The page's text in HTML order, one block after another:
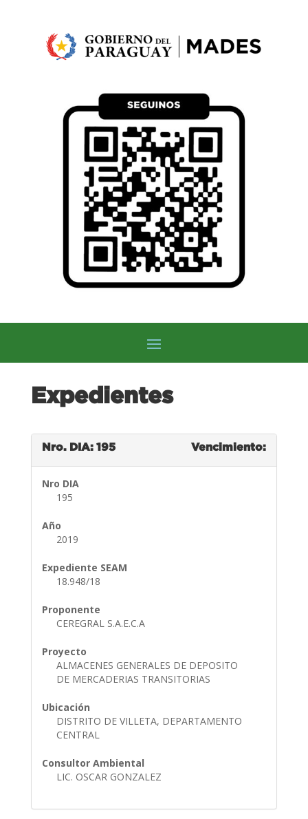
Expedientes
Nro. DIA: 195 Vencimiento:
Nro DIA
195
Año
2019
Expediente SEAM
18.948/18
Proponente
CEREGRAL S.A.E.C.A
Proyecto
ALMACENES GENERALES DE DEPOSITO
DE MERCADERIAS TRANSITORIAS
Ubicación
DISTRITO DE VILLETA, DEPARTAMENTO
CENTRAL
Consultor Ambiental
LIC. OSCAR GONZALEZ